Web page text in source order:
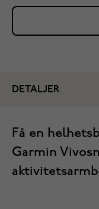
DETALJER
‌Få en
Garmin